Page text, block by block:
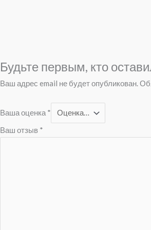
Будьте первым, кто
Ваш адрес email не будет опубликован.
Ваша оценка *
Ваш отзыв *